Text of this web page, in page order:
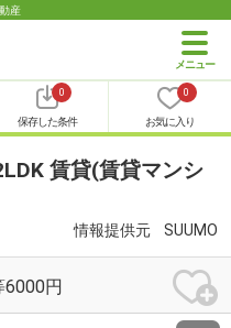
産
0
保存した条件
0
お気に入り
賃貸(賃貸マンシ
情報提供元 SUUMO
円